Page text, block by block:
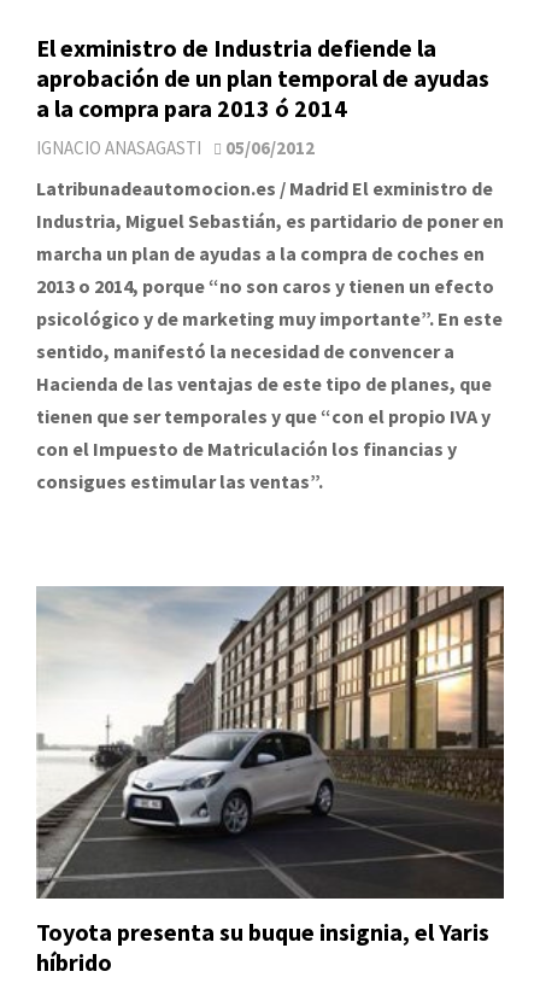
El exministro de Industria defiende la
aprobación de un plan temporal de ayudas
a la compra para 2013 ó 2014
IGNACIO ANASAGASTI 05/06/2012
Latribunadeautomocion.es / Madrid El exministro de
Industria, Miguel Sebastián, es partidario de poner en
marcha un plan de ayudas a la compra de coches en
2013 o 2014, porque “no son caros y tienen un efecto
psicológico y de marketing muy importante”. En este
sentido, manifestó la necesidad de convencer a
Hacienda de las ventajas de este tipo de planes, que
tienen que ser temporales y que “con el propio IVA y
con el Impuesto de Matriculación los financias y
consigues estimular las ventas”.
Toyota presenta su buque insignia, el Yaris
híbrido